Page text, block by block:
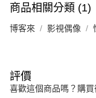
商品相關分類 (1)
博客來 影視偶像
評價
喜歡這個商品嗎？購